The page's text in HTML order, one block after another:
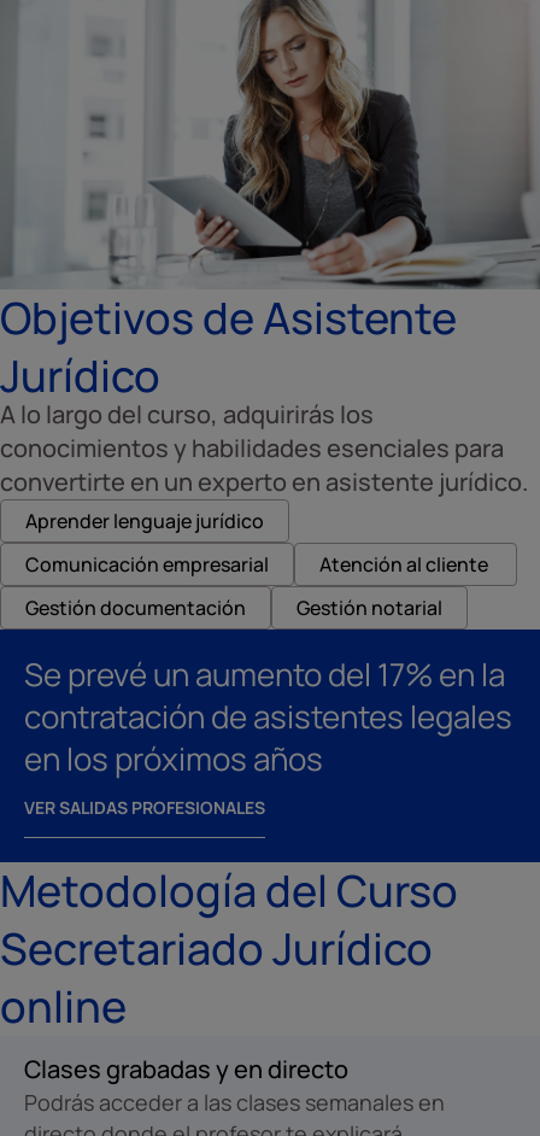
Objetivos de Asistente
Jurídico
A lo largo del curso, adquirirás los
conocimientos y habilidades esenciales para
convertirte en un experto en asistente jurídico.
Aprender lenguaje jurídico
Comunicación empresarial
Atención al cliente
Gestión documentación
Gestión notarial
Se prevé un aumento del 17% en la
contratación de asistentes legales
en los próximos años
VER SALIDAS PROFESIONALES
Metodología del Curso
Secretariado Jurídico
online
Clases grabadas y en directo
Podrás acceder a las clases semanales en